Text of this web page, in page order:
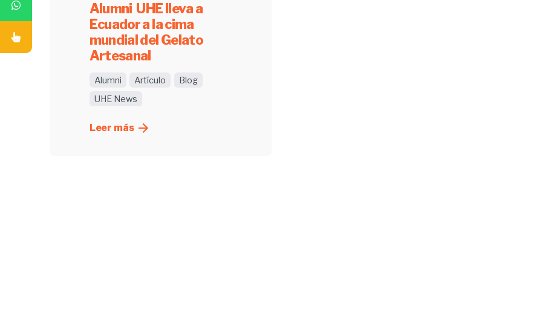
Alumni UHE lleva a
Ecuador a la cima
mundial del Gelato
Artesanal
Alumni Artículo
Blog
UHE News
Leer más